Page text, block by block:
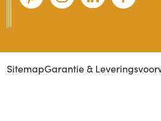
SitemapGarantie &